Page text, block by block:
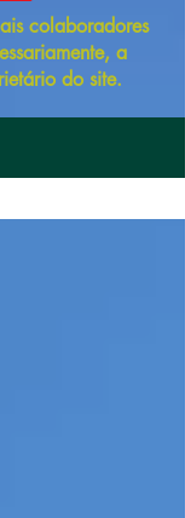
colaboradores
a
do site.